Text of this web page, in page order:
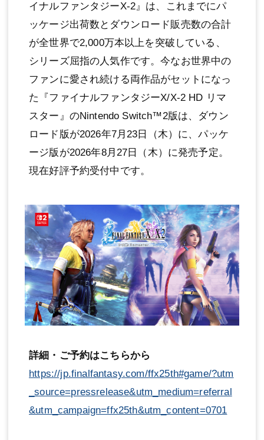
イナルファンタジーX-2』は、これまでにパ
ッケージ出荷数とダウンロード販売数の合計
が全世界で2,000万本以上を突破している、
シリーズ屈指の人気作です。今なお世界中の
ファンに愛され続ける両作品がセットになっ
た『ファイナルファンタジーX/X-2 HD リマ
スター』のNintendo Switch™2版は、ダウン
ロード版が2026年7月23日（木）に、パッケ
ージ版が2026年8月27日（木）に発売予定。
現在好評予約受付中です。
詳細・ご予約はこちらから
https://jp.finalfantasy.com/ffx25th#game/?utm
_source=pressrelease&utm_medium=referral
&utm_campaign=ffx25th&utm_content=0701